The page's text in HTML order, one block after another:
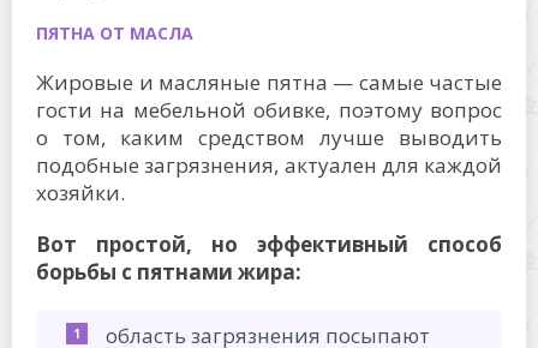
ПЯТНА ОТ МАСЛА
Жировые и масляные пятна — самые частые
гости на мебельной обивке, поэтому вопрос
о том, каким средством лучше выводить
подобные загрязнения, актуален для каждой
хозяйки.
Вот простой, но эффективный способ
борьбы с пятнами жира:
область загрязнения посыпают